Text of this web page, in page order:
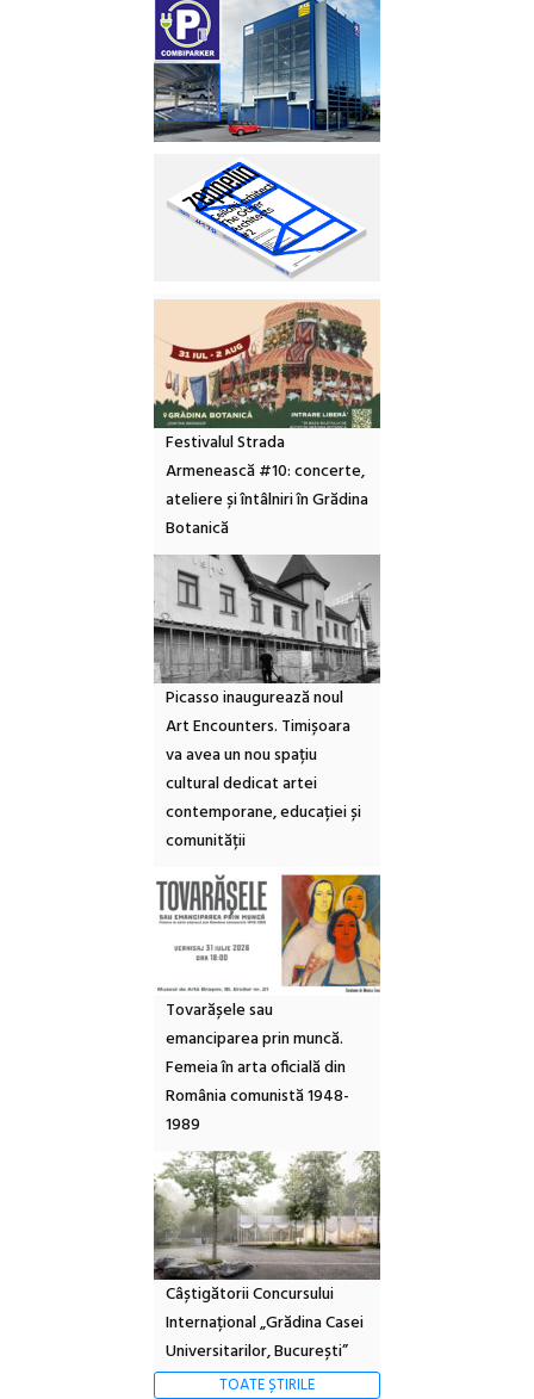
Festivalul Strada
Armenească #10: concerte,
ateliere și întâlniri în Grădina
Botanică
Picasso inaugurează noul
Art Encounters. Timișoara
va avea un nou spațiu
cultural dedicat artei
contemporane, educației și
comunității
Tovarășele sau
emanciparea prin muncă.
Femeia în arta oficială din
România comunistă 1948-
1989
Câștigătorii Concursului
Internațional „Grădina Casei
Universitarilor, București”
TOATE ȘTIRILE